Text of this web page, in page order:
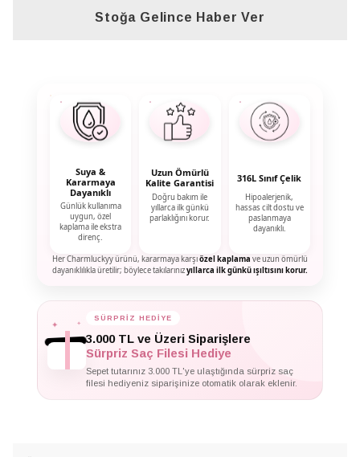
Stoğa Gelince Haber Ver
Suya &
Kararmaya
Dayanıklı
Günlük kullanıma
uygun, özel
kaplama ile ekstra
direnç.
Uzun Ömürlü
Kalite Garantisi
Doğru bakım ile
yıllarca ilk günkü
parlaklığını korur.
316L Sınıf Çelik
Hipoalerjenik,
hassas cilt dostu ve
paslanmaya
dayanıklı.
Her Charmluckyy ürünü, kararmaya karşıözel kaplama ve uzun ömürlü
dayanıklılıkla üretilir; böylece takılarınızyıllarca ilk günkü ışıltısını korur.
✦ SÜRPRİZ HEDİYE
3.000 TL ve Üzeri Siparişlere
Sürpriz Saç Filesi Hediye
Sepet tutarınız 3.000 TL'ye ulaştığında sürpriz saç
filesi hediyeniz siparişinize otomatik olarak eklenir.